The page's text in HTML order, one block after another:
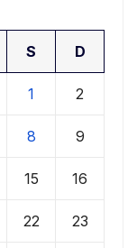
S D
1 2
8 9
15 16
22 23